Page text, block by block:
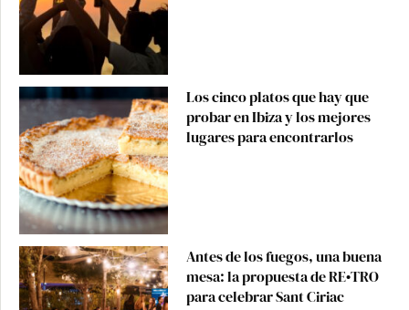
Los cinco platos que hay que
probar en Ibiza y los mejores
lugares para encontrarlos
Antes de los fuegos, una buena
mesa: la propuesta de RE•TRO
para celebrar Sant Ciriac